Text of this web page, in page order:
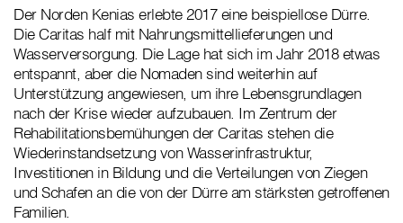
Der Norden Kenias erlebte 2017 eine beispiellose Dürre.
Die Caritas half mit Nahrungsmittellieferungen und
Wasserversorgung. Die Lage hat sich im Jahr 2018 etwas
entspannt, aber die Nomaden sind weiterhin auf
Unterstützung angewiesen, um ihre Lebensgrundlagen
nach der Krise wieder aufzubauen. Im Zentrum der
Rehabilitationsbemühungen der Caritas stehen die
Wiederinstandsetzung von Wasserinfrastruktur,
Investitionen in Bildung und die Verteilungen von Ziegen
und Schafen an die von der Dürre am stärksten getroffenen
Familien.